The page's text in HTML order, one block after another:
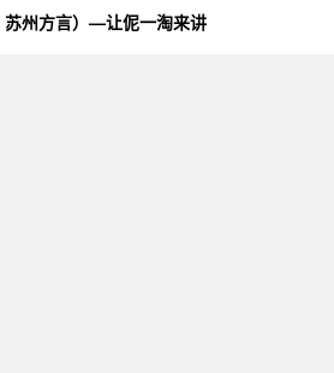
苏州方言）—让伲一淘来讲